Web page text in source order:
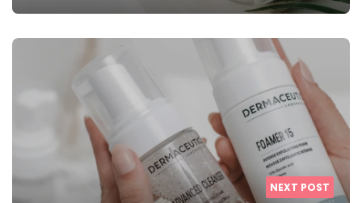
NEXT POST